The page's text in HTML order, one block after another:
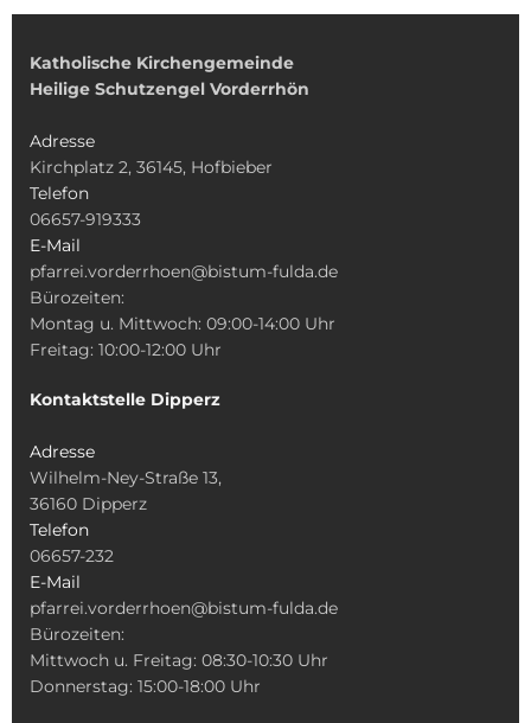
Katholische Kirchengemeinde
Heilige Schutzengel Vorderrhön
Adresse
Kirchplatz 2, 36145, Hofbieber
Telefon
06657-919333
E-Mail
pfarrei.vorderrhoen@bistum-fulda.de
Bürozeiten:
Montag u. Mittwoch: 09:00-14:00 Uhr
Freitag: 10:00-12:00 Uhr
Kontaktstelle Dipperz
Adresse
Wilhelm-Ney-Straße 13,
36160 Dipperz
Telefon
06657-232
E-Mail
pfarrei.vorderrhoen@bistum-fulda.de
Bürozeiten:
Mittwoch u. Freitag: 08:30-10:30 Uhr
Donnerstag: 15:00-18:00 Uhr